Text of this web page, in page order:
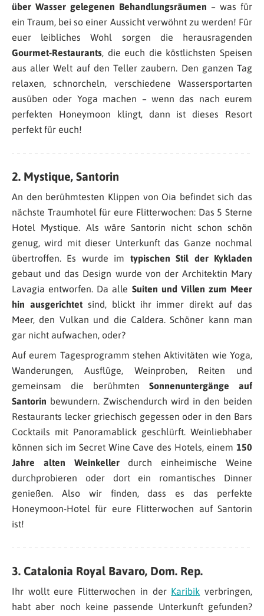
über Wasser gelegenen Behandlungsräumen – was für
ein Traum, bei so einer Aussicht verwöhnt zu werden! Für
euer leibliches Wohl sorgen die herausragenden
Gourmet-Restaurants, die euch die köstlichsten Speisen
aus aller Welt auf den Teller zaubern. Den ganzen Tag
relaxen, schnorcheln, verschiedene Wassersportarten
ausüben oder Yoga machen – wenn das nach eurem
perfekten Honeymoon klingt, dann ist dieses Resort
perfekt für euch!
2. Mystique, Santorin
An den berühmtesten Klippen von Oia befindet sich das
nächste Traumhotel für eure Flitterwochen: Das 5 Sterne
Hotel Mystique. Als wäre Santorin nicht schon schön
genug, wird mit dieser Unterkunft das Ganze nochmal
übertroffen. Es wurde im typischen Stil der Kykladen
gebaut und das Design wurde von der Architektin Mary
Lavagia entworfen. Da alle Suiten und Villen zum Meer
hin ausgerichtetsind, blickt ihr immer direkt auf das
Meer, den Vulkan und die Caldera. Schöner kann man
gar nicht aufwachen, oder?
Auf eurem Tagesprogramm stehen Aktivitäten wie Yoga,
Wanderungen, Ausflüge, Weinproben, Reiten und
gemeinsam die berühmten Sonnenuntergänge auf
Santorin bewundern. Zwischendurch wird in den beiden
Restaurants lecker griechisch gegessen oder in den Bars
Cocktails mit Panoramablick geschlürft. Weinliebhaber
können sich im Secret Wine Cave des Hotels, einem 150
Jahre alten Weinkellerdurch einheimische Weine
durchprobieren oder dort ein romantisches Dinner
genießen. Also wir finden, dass es das perfekte
Honeymoon-Hotel für eure Flitterwochen auf Santorin
ist!
3. Catalonia Royal Bavaro, Dom. Rep.
Ihr wollt eure Flitterwochen in der Karibik verbringen,
habt aber noch keine passende Unterkunft gefunden?